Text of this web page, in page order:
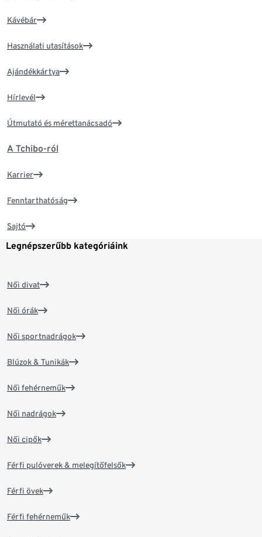
Kávébár
Használati utasítások
Ajándékkártya
Hírlevél
Útmutató és mérettanácsadó
A Tchibo-ról
Karrier
Fenntarthatóság
Sajtó
Legnépszerűbb kategóriáink
Női divat
Női órák
Női sportnadrágok
Blúzok & Tunikák
Női fehérneműk
Női nadrágok
Női cipők
Férfi pulóverek & melegítőfelsők
Férfi övek
Férfi fehérneműk